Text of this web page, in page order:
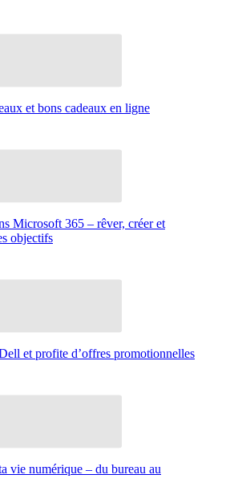
et bons cadeaux en ligne
Microsoft 365 – rêver, créer et
objectifs
et profite d’offres promotionnelles
vie numérique – du bureau au